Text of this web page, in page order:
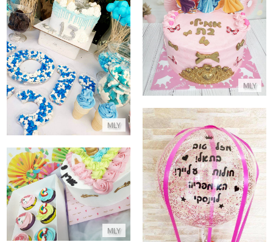
MLY
עוגת נסיכות
התקשר/י
MLY
שולחן בר מצווה
התקשר/י
מארז בלון עם ממתקים ליום הולדת
התקשר/י MLY
קאפקייקס ועוגת חד קרן תואמים
התקשר/י